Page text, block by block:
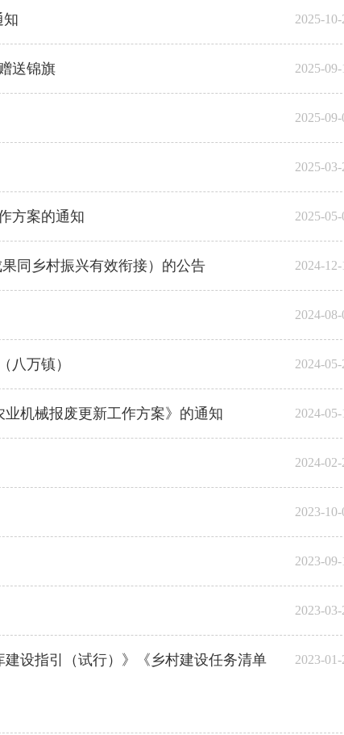
知 2025-
送锦旗 2025-
2025-
2025-
方案的通知 2025-
同乡村振兴有效衔接）的公告 2024-
2024-
八万镇） 2024-
机械报废更新工作方案》的通知 2024-
2024-
2023-
2023-
2023-
设指引（试行）》《乡村建设任务清单 2023-